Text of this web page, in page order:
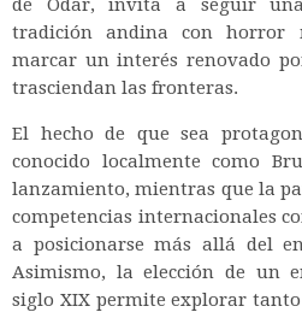
de Odar, invita a seguir
tradición andina con horror
marcar un interés renovado
trasciendan las fronteras.
El hecho de que sea
conocido localmente como
lanzamiento, mientras que la
competencias internacionales
a posicionarse más allá del
Asimismo, la elección de un
siglo XIX permite explorar